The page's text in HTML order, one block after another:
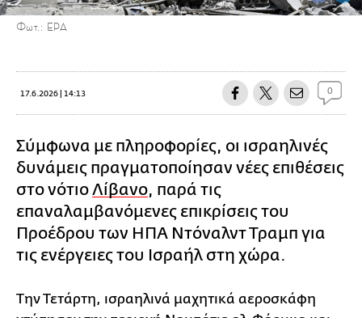
Φωτ.: ΕΡΑ
17.6.2026 | 14:13 0
Σύμφωνα με πληροφορίες, οι ισραηλινές
δυνάμεις πραγματοποίησαν νέες επιθέσεις
στο νότιοΛίβανο, παρά τις
επαναλαμβανόμενες επικρίσεις του
Προέδρου των ΗΠΑ Ντόναλντ Τραμπ για
τις ενέργειες του Ισραήλ στη χώρα.
Την Τετάρτη, ισραηλινά μαχητικά αεροσκάφη